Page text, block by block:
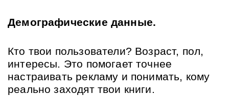
Демографические данные.
Кто твои пользователи? Возраст, пол,
интересы. Это помогает точнее
настраивать рекламу и понимать, кому
реально заходят твои книги.